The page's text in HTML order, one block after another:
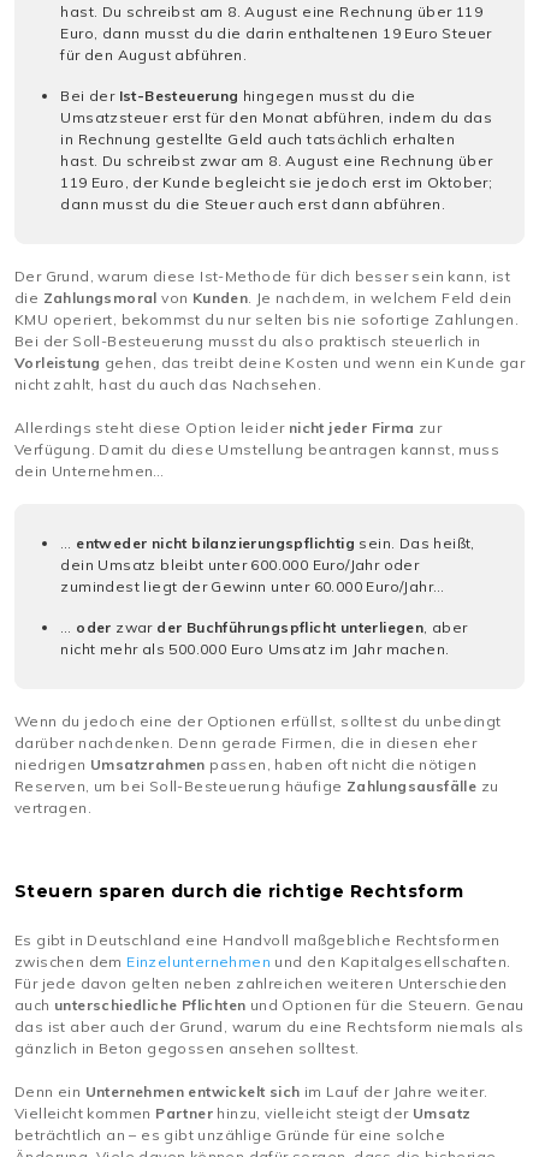
hast. Du schreibst am 8. August eine Rechnung über 119
Euro, dann musst du die darin enthaltenen 19 Euro Steuer
für den August abführen.
Bei der Ist-Besteuerung hingegen musst du die
Umsatzsteuer erst für den Monat abführen, indem du das
in Rechnung gestellte Geld auch tatsächlich erhalten
hast. Du schreibst zwar am 8. August eine Rechnung über
119 Euro, der Kunde begleicht sie jedoch erst im Oktober;
dann musst du die Steuer auch erst dann abführen.
Der Grund, warum diese Ist-Methode für dich besser sein kann, ist
die Zahlungsmoral von Kunden . Je nachdem, in welchem Feld dein
KMU operiert, bekommst du nur selten bis nie sofortige Zahlungen.
Bei der Soll-Besteuerung musst du also praktisch steuerlich in
Vorleistung gehen, das treibt deine Kosten und wenn ein Kunde gar
nicht zahlt, hast du auch das Nachsehen.
Allerdings steht diese Option leider nicht jeder Firma zur
Verfügung. Damit du diese Umstellung beantragen kannst, muss
dein Unternehmen…
entweder nicht bilanzierungspflichtig sein. Das heißt,
dein Umsatz bleibt unter 600.000 Euro/Jahr oder
zumindest liegt der Gewinn unter 60.000 Euro/Jahr…
oder zwar der Buchführungspflicht unterliegen , aber
nicht mehr als 500.000 Euro Umsatz im Jahr machen.
Wenn du jedoch eine der Optionen erfüllst, solltest du unbedingt
darüber nachdenken. Denn gerade Firmen, die in diesen eher
niedrigen Umsatzrahmen passen, haben oft nicht die nötigen
Reserven, um bei Soll-Besteuerung häufige Zahlungsausfälle zu
vertragen.
Steuern sparen durch die richtige Rechtsform
Es gibt in Deutschland eine Handvoll maßgebliche Rechtsformen
zwischen dem Einzelunternehmen und den Kapitalgesellschaften.
Für jede davon gelten neben zahlreichen weiteren Unterschieden
auch unterschiedliche Pflichten und Optionen für die Steuern. Genau
das ist aber auch der Grund, warum du eine Rechtsform niemals als
gänzlich in Beton gegossen ansehen solltest.
Denn ein Unternehmen entwickelt sich im Lauf der Jahre weiter.
Vielleicht kommen Partner hinzu, vielleicht steigt der Umsatz
beträchtlich an – es gibt unzählige Gründe für eine solche